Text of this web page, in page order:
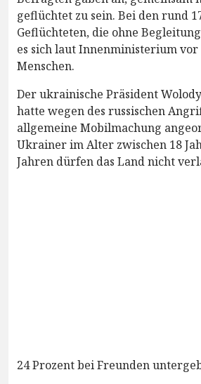
geflüchtet zu sein. Bei den rund
Geflüchteten, die ohne
es sich laut Innenministerium
Menschen.
Der ukrainische Präsident
hatte wegen des russischen
allgemeine Mobilmachung
Ukrainer im Alter zwischen 18
Jahren dürfen das Land nicht
24 Prozent bei Freunden